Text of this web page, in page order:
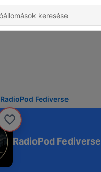
RadioPod Fediverse
RadioPod Fediverse